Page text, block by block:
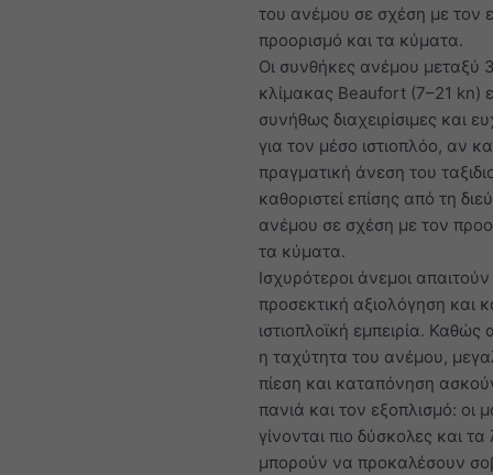
του ανέμου σε σχέση με τον
προορισμό και τα κύματα.
Οι συνθήκες ανέμου μεταξύ
κλίμακας Beaufort (7–21 kn)
συνήθως διαχειρίσιμες και
για τον μέσο ιστιοπλόο, αν
πραγματική άνεση του
καθοριστεί επίσης από τη
ανέμου σε σχέση με τον
τα κύματα.
Ισχυρότεροι άνεμοι απαιτούν
προσεκτική αξιολόγηση και
ιστιοπλοϊκή εμπειρία. Καθώς
η ταχύτητα του ανέμου,
πίεση και καταπόνηση
πανιά και τον εξοπλισμό: οι
γίνονται πιο δύσκολες και
μπορούν να προκαλέσουν